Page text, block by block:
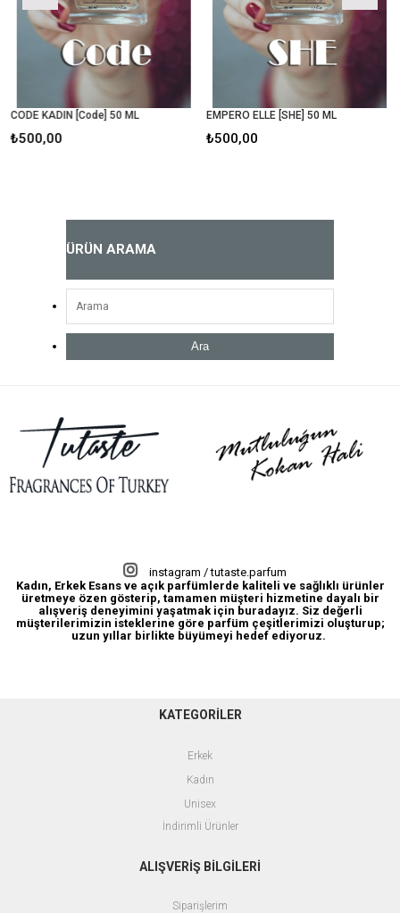
CODE KADIN [Code] 50 ML
₺500,00
EMPERO ELLE [SHE] 50 ML
₺500,00
ÜRÜN ARAMA
Ara
instagram / tutaste.parfum
Kadın, Erkek Esans ve açık parfümlerde kaliteli ve sağlıklı ürünler
üretmeye özen gösterip, tamamen müşteri hizmetine dayalı bir
alışveriş deneyimini yaşatmak için buradayız. Siz değerli
müşterilerimizin isteklerine göre parfüm çeşitlerimizi oluşturup;
uzun yıllar birlikte büyümeyi hedef ediyoruz.
KATEGORİLER
Erkek
Kadın
Unisex
İndirimli Ürünler
ALIŞVERİŞ BİLGİLERİ
Siparişlerim